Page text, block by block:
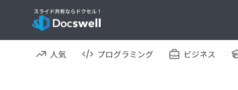
人気 プログラミング ビジネス